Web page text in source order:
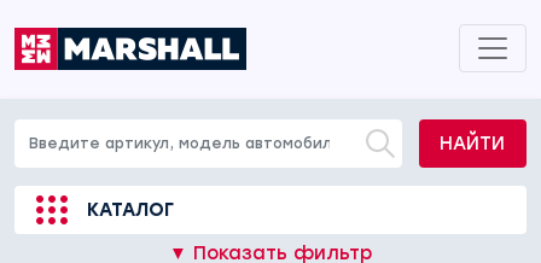
НАЙТИ
КАТАЛОГ
▼ Показать фильтр